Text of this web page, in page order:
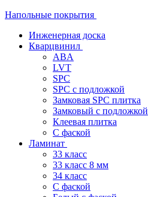
Напольные покрытия
Инженерная доска
Кварцвинил
ABA
LVT
SPC
SPC с подложкой
Замковая SPC плитка
Замковый с подложкой
Клеевая плитка
С фаской
Ламинат
33 класс
33 класс 8 мм
34 класс
C фаской